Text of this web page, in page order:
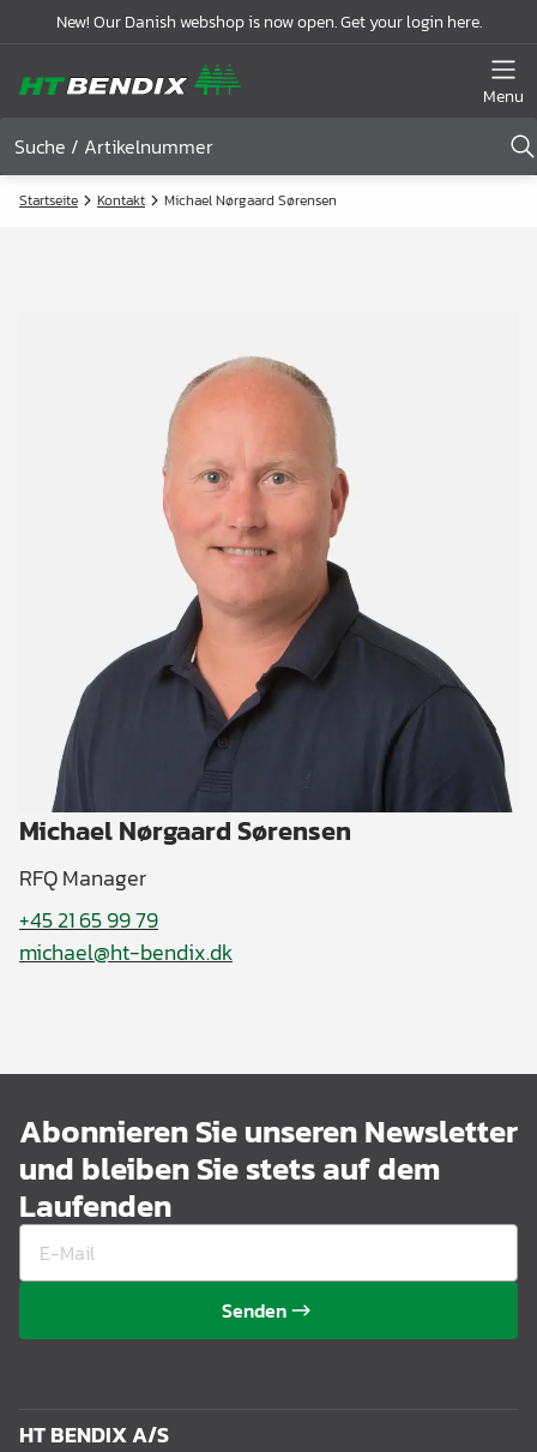
New! Our Danish webshop is now open. Get your login here.
Menu
Startseite Kontakt Michael Nørgaard Sørensen
Michael Nørgaard Sørensen
RFQ Manager
+45 21 65 99 79
michael@ht-bendix.dk
Abonnieren Sie unseren Newsletter
und bleiben Sie stets auf dem
Laufenden
Senden
HT BENDIX A/S